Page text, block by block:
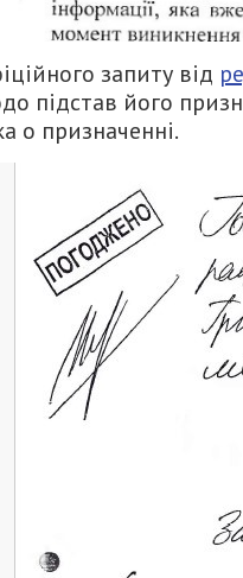
запиту від
підстав його
о призначенні.